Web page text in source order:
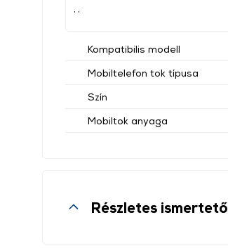
Kompatibilis modell
Mobiltelefon tok típusa
Szín
Mobiltok anyaga
Részletes ismertető